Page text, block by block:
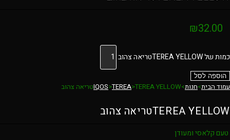
₪32.00
כמות של TEREA YELLOWטריאה צהוב
הוספה לסל
עמוד הבית>חנות>
IQOS>TEREA>TEREA YELLOWטריאה צהוב
TEREA YELLOWטריאה צהוב
טעם קלאסי ומעודן